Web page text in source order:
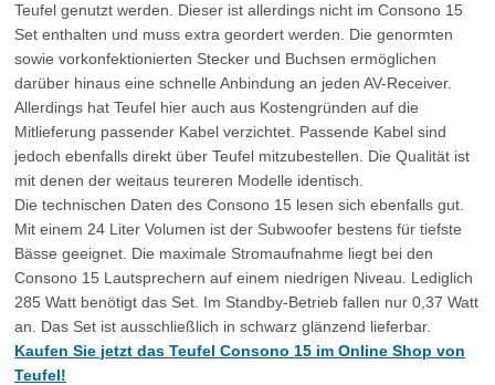
Teufel genutzt werden. Dieser ist allerdings nicht im Consono 15
Set enthalten und muss extra geordert werden. Die genormten
sowie vorkonfektionierten Stecker und Buchsen ermöglichen
darüber hinaus eine schnelle Anbindung an jeden AV-Receiver.
Allerdings hat Teufel hier auch aus Kostengründen auf die
Mitlieferung passender Kabel verzichtet. Passende Kabel sind
jedoch ebenfalls direkt über Teufel mitzubestellen. Die Qualität ist
mit denen der weitaus teureren Modelle identisch.
Die technischen Daten des Consono 15 lesen sich ebenfalls gut.
Mit einem 24 Liter Volumen ist der Subwoofer bestens für tiefste
Bässe geeignet. Die maximale Stromaufnahme liegt bei den
Consono 15 Lautsprechern auf einem niedrigen Niveau. Lediglich
285 Watt benötigt das Set. Im Standby-Betrieb fallen nur 0,37 Watt
an. Das Set ist ausschließlich in schwarz glänzend lieferbar.
Kaufen Sie jetzt das Teufel Consono 15 im Online Shop von
Teufel!